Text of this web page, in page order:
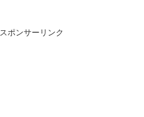
スポンサーリンク